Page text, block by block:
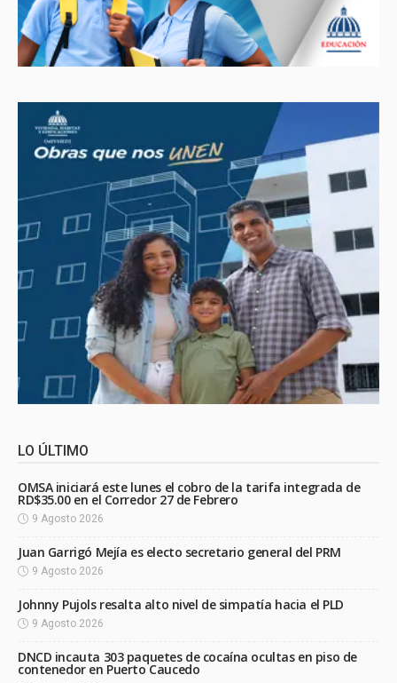
LO ÚLTIMO
OMSA iniciará este lunes el cobro de la tarifa integrada de
RD$35.00 en el Corredor 27 de Febrero
9 Agosto 2026
Juan Garrigó Mejía es electo secretario general del PRM
9 Agosto 2026
Johnny Pujols resalta alto nivel de simpatía hacia el PLD
9 Agosto 2026
DNCD incauta 303 paquetes de cocaína ocultas en piso de
contenedor en Puerto Caucedo